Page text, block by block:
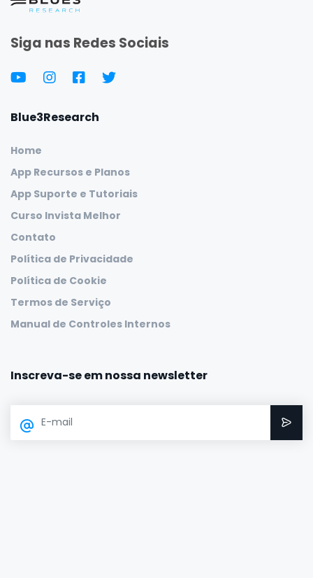
Siga nas Redes Sociais
Blue3Research
Home
App Recursos e Planos
App Suporte e Tutoriais
Curso Invista Melhor
Contato
Política de Privacidade
Política de Cookie
Termos de Serviço
Manual de Controles Internos
Inscreva-se em nossa newsletter